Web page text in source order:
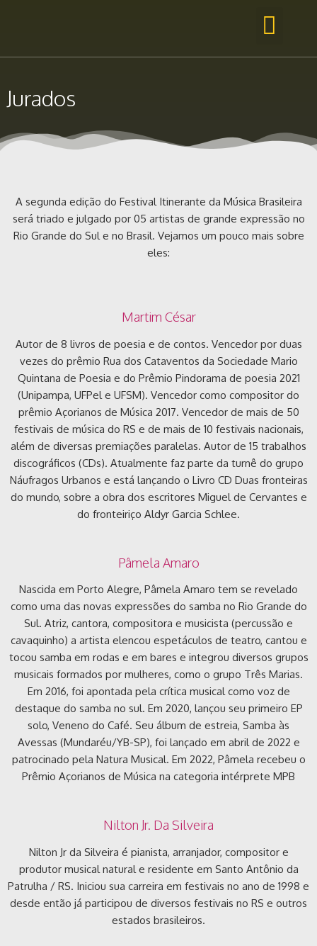
Jurados
A segunda edição do Festival Itinerante da Música Brasileira
será triado e julgado por 05 artistas de grande expressão no
Rio Grande do Sul e no Brasil. Vejamos um pouco mais sobre
eles:
Martim César
Autor de 8 livros de poesia e de contos. Vencedor por duas
vezes do prêmio Rua dos Cataventos da Sociedade Mario
Quintana de Poesia e do Prêmio Pindorama de poesia 2021
(Unipampa, UFPel e UFSM). Vencedor como compositor do
prêmio Açorianos de Música 2017. Vencedor de mais de 50
festivais de música do RS e de mais de 10 festivais nacionais,
além de diversas premiações paralelas. Autor de 15 trabalhos
discográficos (CDs). Atualmente faz parte da turnê do grupo
Náufragos Urbanos e está lançando o Livro CD Duas fronteiras
do mundo, sobre a obra dos escritores Miguel de Cervantes e
do fronteiriço Aldyr Garcia Schlee.
Pâmela Amaro
Nascida em Porto Alegre, Pâmela Amaro tem se revelado
como uma das novas expressões do samba no Rio Grande do
Sul. Atriz, cantora, compositora e musicista (percussão e
cavaquinho) a artista elencou espetáculos de teatro, cantou e
tocou samba em rodas e em bares e integrou diversos grupos
musicais formados por mulheres, como o grupo Três Marias.
Em 2016, foi apontada pela crítica musical como voz de
destaque do samba no sul. Em 2020, lançou seu primeiro EP
solo, Veneno do Café. Seu álbum de estreia, Samba às
Avessas (Mundaréu/YB-SP), foi lançado em abril de 2022 e
patrocinado pela Natura Musical. Em 2022, Pâmela recebeu o
Prêmio Açorianos de Música na categoria intérprete MPB
Nilton Jr. Da Silveira
Nilton Jr da Silveira é pianista, arranjador, compositor e
produtor musical natural e residente em Santo Antônio da
Patrulha / RS. Iniciou sua carreira em festivais no ano de 1998 e
desde então já participou de diversos festivais no RS e outros
estados brasileiros.